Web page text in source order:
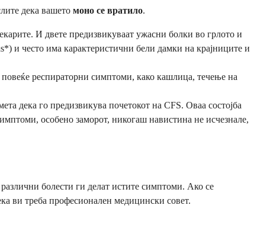
дека вашето моно се вратило.
И двете предизвикуваат ужасни болки во грлото и
и често има карактеристични бели дамки на крајниците и
респираторни симптоми, како кашлица, течење на
дека го предизвикува почетокот на CFS. Оваа состојба
особено заморот, никогаш навистина не исчезнале,
болести ги делат истите симптоми. Ако се
ви треба професионален медицински совет.